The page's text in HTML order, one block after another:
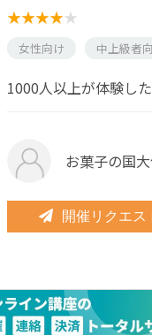
女性向け 中上級者
1000人以上が体験し
お菓子の国
開催リクエス